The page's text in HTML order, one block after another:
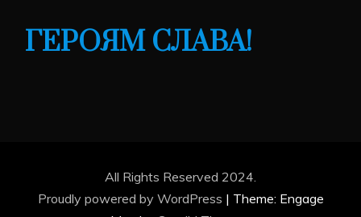
ГЕРОЯМ СЛАВА!
All Rights Reserved 2024.
Proudly powered by WordPress | Theme: Engage